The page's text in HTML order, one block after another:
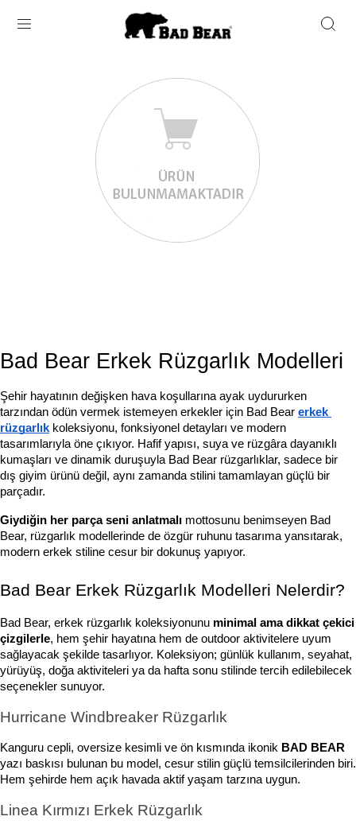
Bad Bear Erkek Rüzgarlık Modelleri
Şehir hayatının değişken hava koşullarına ayak uydururken
tarzından ödün vermek istemeyen erkekler için Bad Bear erkek
rüzgarlık koleksiyonu, fonksiyonel detayları ve modern
tasarımlarıyla öne çıkıyor. Hafif yapısı, suya ve rüzgâra dayanıklı
kumaşları ve dinamik duruşuyla Bad Bear rüzgarlıklar, sadece bir
dış giyim ürünü değil, aynı zamanda stilini tamamlayan güçlü bir
parçadır.
Giydiğin her parça seni anlatmalı mottosunu benimseyen Bad
Bear, rüzgarlık modellerinde de özgür ruhunu tasarıma yansıtarak,
modern erkek stiline cesur bir dokunuş yapıyor.
Bad Bear Erkek Rüzgarlık Modelleri Nelerdir?
Bad Bear, erkek rüzgarlık koleksiyonunu minimal ama dikkat çekici
çizgilerle, hem şehir hayatına hem de outdoor aktivitelere uyum
sağlayacak şekilde tasarlıyor. Koleksiyon; günlük kullanım, seyahat,
yürüyüş, doğa aktiviteleri ya da hafta sonu stilinde tercih edilebilecek
seçenekler sunuyor.
Hurricane Windbreaker Rüzgarlık
Kanguru cepli, oversize kesimli ve ön kısmında ikonik BAD BEAR
yazı baskısı bulunan bu model, cesur stilin güçlü temsilcilerinden biri.
Hem şehirde hem açık havada aktif yaşam tarzına uygun.
Linea Kırmızı Erkek Rüzgarlık